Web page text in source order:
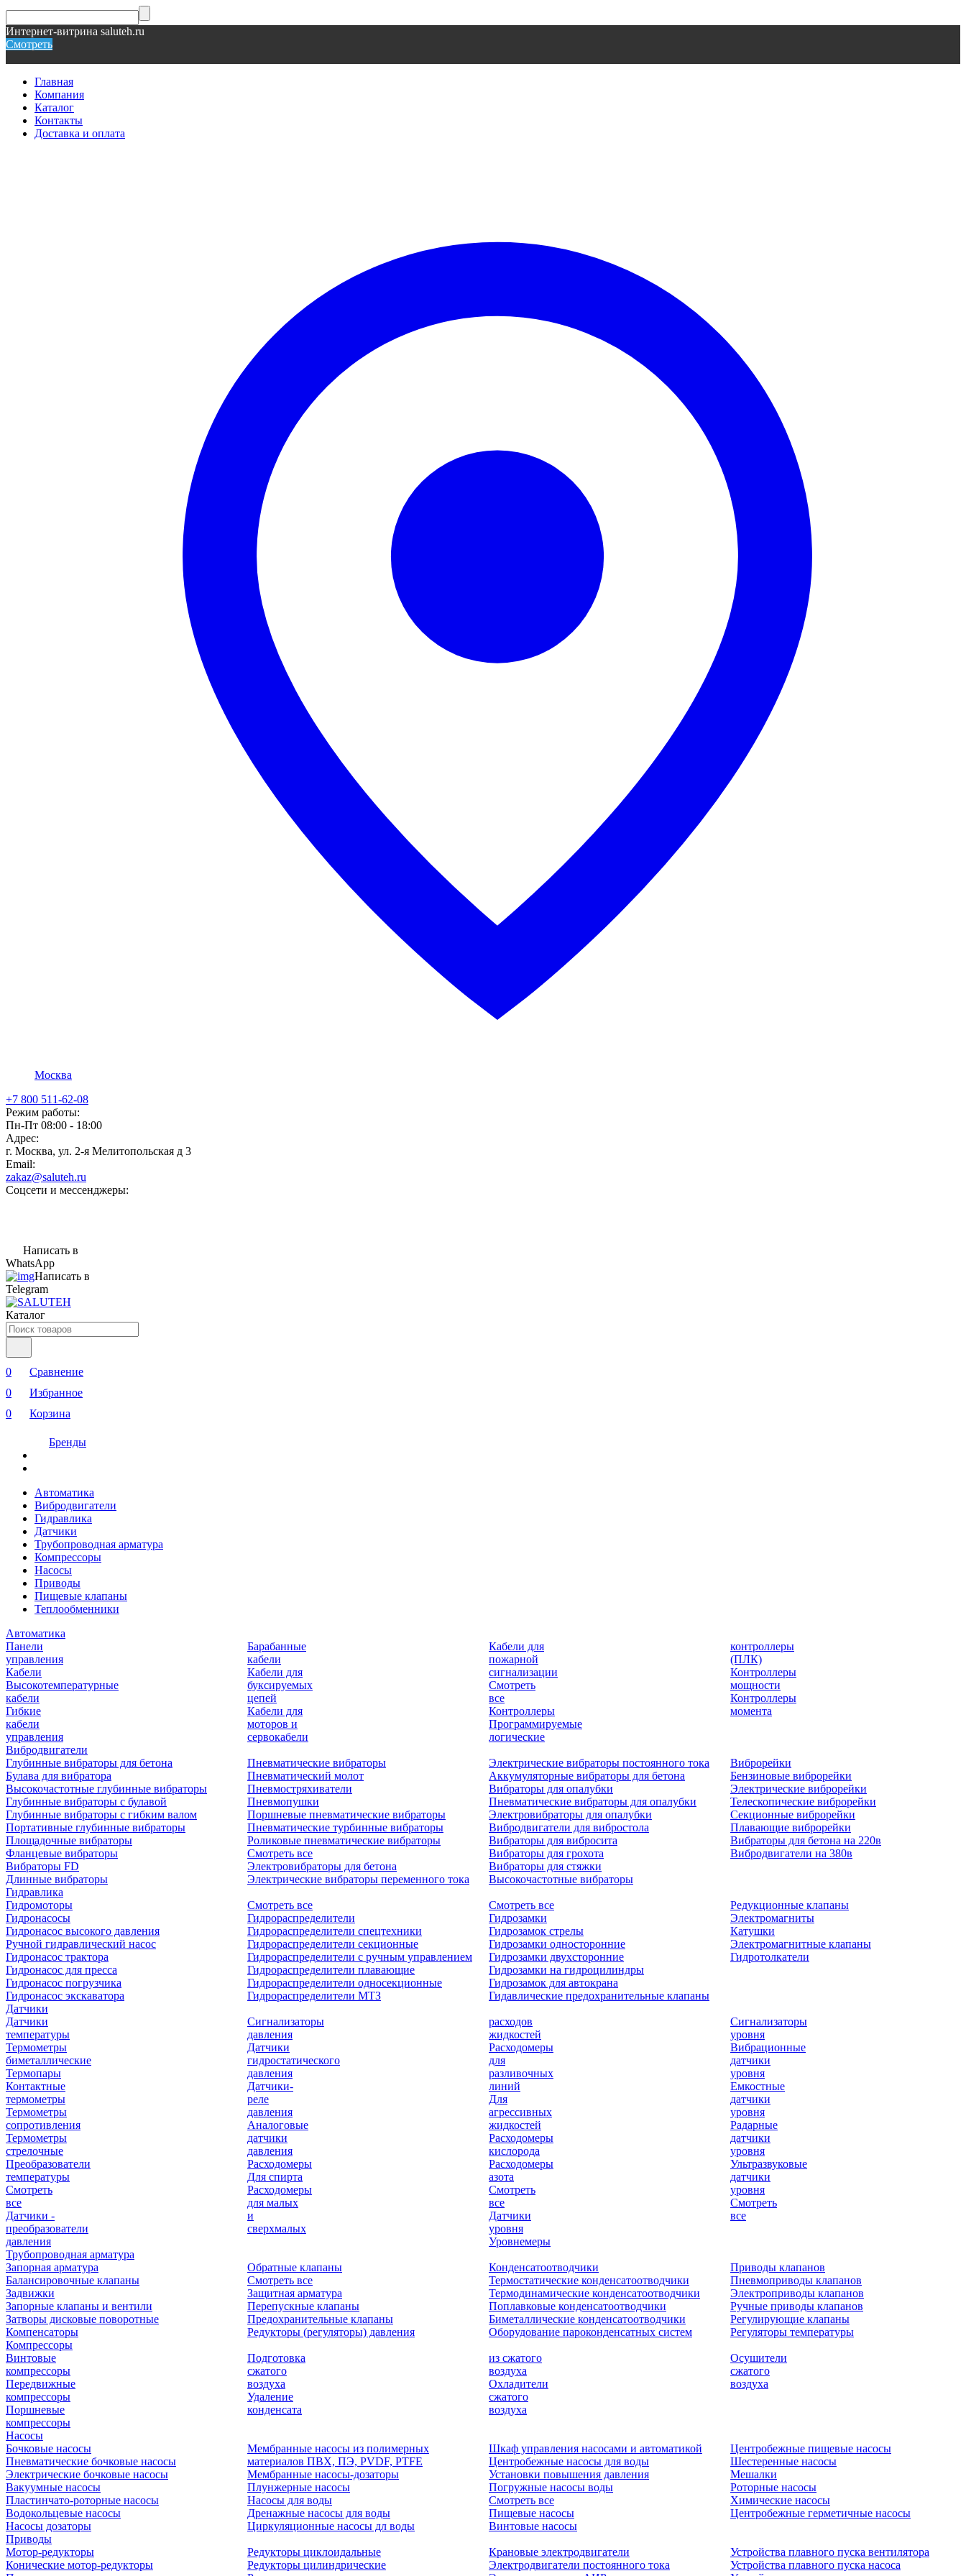
Интернет-витрина saluteh.ru
Смотреть
Главная
Компания
Каталог
Контакты
Доставка и оплата
Москва
+7 800 511-62-08
Режим работы:
Пн-Пт 08:00 - 18:00
Адрес:
г. Москва, ул. 2-я Мелитопольская д 3
Email:
zakaz@saluteh.ru
Соцсети и мессенджеры:
Написать в
WhatsApp
Написать в
Telegram
Каталог
0
Сравнение
0
Избранное
0
Корзина
Бренды
Автоматика
Вибродвигатели
Гидравлика
Датчики
Трубопроводная арматура
Компрессоры
Насосы
Приводы
Пищевые клапаны
Теплообменники
Автоматика
Панели
управления
Кабели
Высокотемпературные
кабели
Гибкие
кабели
управления
Барабанные
кабели
Кабели для
буксируемых
цепей
Кабели для
моторов и
сервокабели
Кабели для
пожарной
сигнализации
Смотреть
все
Контроллеры
Программируемые
логические
контроллеры
(ПЛК)
Контроллеры
мощности
Контроллеры
момента
Вибродвигатели
Глубинные вибраторы для бетона
Булава для вибратора
Высокочастотные глубинные вибраторы
Глубинные вибраторы с булавой
Глубинные вибраторы с гибким валом
Портативные глубинные вибраторы
Площадочные вибраторы
Фланцевые вибраторы
Вибраторы FD
Длинные вибраторы
Пневматические вибраторы
Пневматический молот
Пневмостряхиватели
Пневмопушки
Поршневые пневматические вибраторы
Пневматические турбинные вибраторы
Роликовые пневматические вибраторы
Смотреть все
Электровибраторы для бетона
Электрические вибраторы переменного тока
Электрические вибраторы постоянного тока
Аккумуляторные вибраторы для бетона
Вибраторы для опалубки
Пневматические вибраторы для опалубки
Электровибраторы для опалубки
Вибродвигатели для вибростола
Вибраторы для вибросита
Вибраторы для грохота
Вибраторы для стяжки
Высокочастотные вибраторы
Виброрейки
Бензиновые виброрейки
Электрические виброрейки
Телескопические виброрейки
Секционные виброрейки
Плавающие виброрейки
Вибраторы для бетона на 220в
Вибродвигатели на 380в
Гидравлика
Гидромоторы
Гидронасосы
Гидронасос высокого давления
Ручной гидравлический насос
Гидронасос трактора
Гидронасос для пресса
Гидронасос погрузчика
Гидронасос экскаватора
Смотреть все
Гидрораспределители
Гидрораспределители спецтехники
Гидрораспределители секционные
Гидрораспределители с ручным управлением
Гидрораспределители плавающие
Гидрораспределители односекционные
Гидрораспределители МТЗ
Смотреть все
Гидрозамки
Гидрозамок стрелы
Гидрозамки односторонние
Гидрозамки двухсторонние
Гидрозамки на гидроцилиндры
Гидрозамок для автокрана
Гидавлические предохранительные клапаны
Редукционные клапаны
Электромагниты
Катушки
Электромагнитные клапаны
Гидротолкатели
Датчики
Датчики
температуры
Термометры
биметаллические
Термопары
Контактные
термометры
Термометры
сопротивления
Термометры
стрелочные
Преобразователи
температуры
Смотреть
все
Датчики -
преобразователи
давления
Сигнализаторы
давления
Датчики
гидростатического
давления
Датчики-
реле
давления
Аналоговые
датчики
давления
Расходомеры
Для спирта
Расходомеры
для малых
и
сверхмалых
расходов
жидкостей
Расходомеры
для
разливочных
линий
Для
агрессивных
жидкостей
Расходомеры
кислорода
Расходомеры
азота
Смотреть
все
Датчики
уровня
Уровнемеры
Сигнализаторы
уровня
Вибрационные
датчики
уровня
Емкостные
датчики
уровня
Радарные
датчики
уровня
Ультразвуковые
датчики
уровня
Смотреть
все
Трубопроводная арматура
Запорная арматура
Балансировочные клапаны
Задвижки
Запорные клапаны и вентили
Затворы дисковые поворотные
Компенсаторы
Обратные клапаны
Смотреть все
Защитная арматура
Перепускные клапаны
Предохранительные клапаны
Редукторы (регуляторы) давления
Конденсатоотводчики
Термостатические конденсатоотводчики
Термодинамические конденсатоотводчики
Поплавковые конденсатоотводчики
Биметаллические конденсатоотводчики
Оборудование пароконденсатных систем
Приводы клапанов
Пневмоприводы клапанов
Электроприводы клапанов
Ручные приводы клапанов
Регулирующие клапаны
Регуляторы температуры
Компрессоры
Винтовые
компрессоры
Передвижные
компрессоры
Поршневые
компрессоры
Подготовка
сжатого
воздуха
Удаление
конденсата
из сжатого
воздуха
Охладители
сжатого
воздуха
Осушители
сжатого
воздуха
Насосы
Бочковые насосы
Пневматические бочковые насосы
Электрические бочковые насосы
Вакуумные насосы
Пластинчато-роторные насосы
Водокольцевые насосы
Насосы дозаторы
Мембранные насосы из полимерных
материалов ПВХ, ПЭ, PVDF, PTFE
Мембранные насосы-дозаторы
Плунжерные насосы
Насосы для воды
Дренажные насосы для воды
Циркуляционные насосы дл воды
Шкаф управления насосами и автоматикой
Центробежные насосы для воды
Установки повышения давления
Погружные насосы воды
Смотреть все
Пищевые насосы
Винтовые насосы
Центробежные пищевые насосы
Шестеренные насосы
Мешалки
Роторные насосы
Химические насосы
Центробежные герметичные насосы
Приводы
Мотор-редукторы
Конические мотор-редукторы
Редукторы циклоидальные
Редукторы цилиндрические
Крановые электродвигатели
Электродвигатели постоянного тока
Устройства плавного пуска вентилятора
Устройства плавного пуска насоса